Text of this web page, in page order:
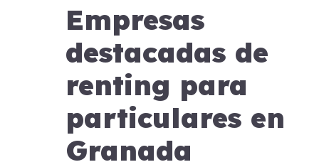
Empresas
destacadas de
renting para
particulares en
Granada